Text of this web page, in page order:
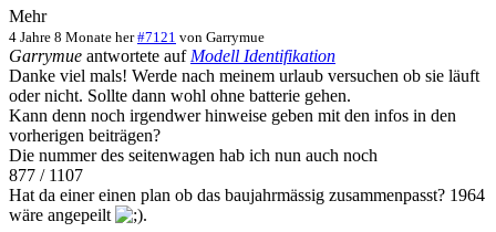
Mehr
4 Jahre 8 Monate her #7121 von Garrymue
Garrymue antwortete auf Modell Identifikation
Danke viel mals! Werde nach meinem urlaub versuchen ob sie läuft
oder nicht. Sollte dann wohl ohne batterie gehen.
Kann denn noch irgendwer hinweise geben mit den infos in den
vorherigen beiträgen?
Die nummer des seitenwagen hab ich nun auch noch
877 / 1107
Hat da einer einen plan ob das baujahrmässig zusammenpasst? 1964
wäre angepeilt
.